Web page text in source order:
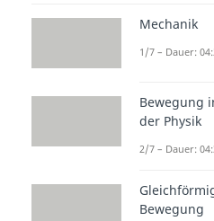
Video
Ob Arzt,
jeder
Mechanik
1/7 – Dauer:
Bewegung
der Physik
2/7 – Dauer:
Bewegung